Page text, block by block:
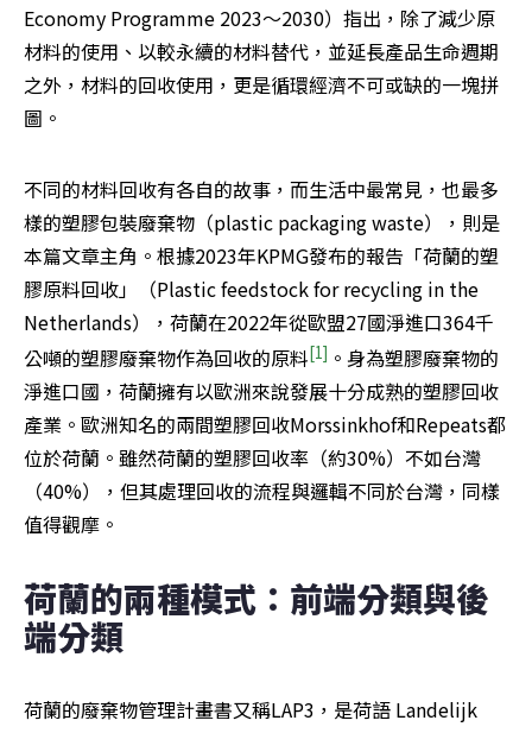
Economy Programme 2023～2030）指出，除了減少原
材料的使用、以較永續的材料替代，並延長產品生命週期
之外，材料的回收使用，更是循環經濟不可或缺的一塊拼
圖。
不同的材料回收有各自的故事，而生活中最常見，也最多
樣的塑膠包裝廢棄物（plastic packaging waste），則是
本篇文章主角。根據2023年KPMG發布的報告「荷蘭的塑
膠原料回收」（Plastic feedstock for recycling in the
Netherlands），荷蘭在2022年從歐盟27國淨進口364千
公噸的塑膠廢棄物作為回收的原料[1] 。身為塑膠廢棄物的
淨進口國，荷蘭擁有以歐洲來說發展十分成熟的塑膠回收
產業。歐洲知名的兩間塑膠回收Morssinkhof和Repeats都
位於荷蘭。雖然荷蘭的塑膠回收率（約30%）不如台灣
（40%），但其處理回收的流程與邏輯不同於台灣，同樣
值得觀摩。
荷蘭的兩種模式：前端分類與後
端分類
荷蘭的廢棄物管理計畫書又稱LAP3，是荷語 Landelijk